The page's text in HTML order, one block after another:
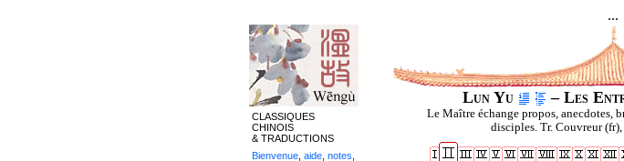
...
Lun Yu – Les
Le Maître échange propos, anecdotes,
disciples. Tr. Couvreur
CLASSIQUES
CHINOIS
& TRADUCTIONS
Bienvenue aide notes